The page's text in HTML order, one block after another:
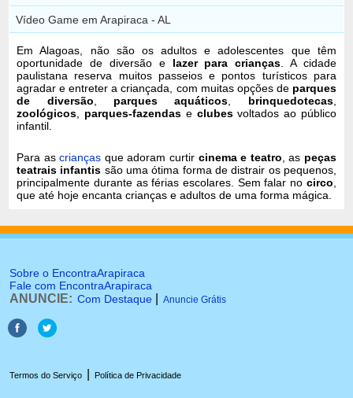
Vídeo Game em Arapiraca - AL
Em Alagoas, não são os adultos e adolescentes que têm
oportunidade de diversão e lazer para crianças . A cidade
paulistana reserva muitos passeios e pontos turísticos para
agradar e entreter a criançada, com muitas opções de parques
de diversão
parques aquáticos brinquedotecas,
zoológicos
parques-fazendase clubesvoltados ao público
infantil.
Para ascrianças que adoram curtir cinema e teatro , as peças
teatrais infantis são uma ótima forma de distrair os pequenos,
principalmente durante as férias escolares. Sem falar no circo
que até hoje encanta crianças e adultos de uma forma mágica.
Sobre o EncontraArapiraca
Fale com EncontraArapiraca
ANUNCIE: Com Destaque Anuncie Grátis
Termos do Serviço Política de Privacidade